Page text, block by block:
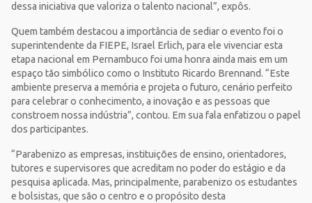
dessa iniciativa que valoriza o talento nacional”, expôs.
Quem também destacou a importância de sediar o evento foi o
superintendente da FIEPE, Israel Erlich, para ele vivenciar esta
etapa nacional em Pernambuco foi uma honra ainda mais em um
espaço tão simbólico como o Instituto Ricardo Brennand. “Este
ambiente preserva a memória e projeta o futuro, cenário perfeito
para celebrar o conhecimento, a inovação e as pessoas que
constroem nossa indústria”, contou. Em sua fala enfatizou o papel
dos participantes.
“Parabenizo as empresas, instituições de ensino, orientadores,
tutores e supervisores que acreditam no poder do estágio e da
pesquisa aplicada. Mas, principalmente, parabenizo os estudantes
e bolsistas, que são o centro e o propósito desta